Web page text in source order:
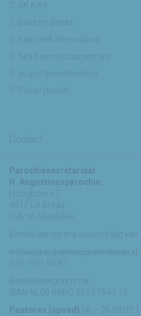
RK Kerk
Bisdom Breda
Katholiek Nieuwsblad
Sint Franciscuscentrum
augustijnsverband.nl
Privacybeleid
Contact
Parochiesecretariaat
H. Augustinusparochie:
Hooghout 67
4817 EA Breda
KvK nr 74865846
Bereikbaar op ma-woe-vrijdag van
michael@augustinusparochiebreda.nl
076 - 521 90 87
Bankekeningnummer:
IBAN NL09 RABO 0117 7541 10
Pastores (spoed)
06 – 26 58 02 11